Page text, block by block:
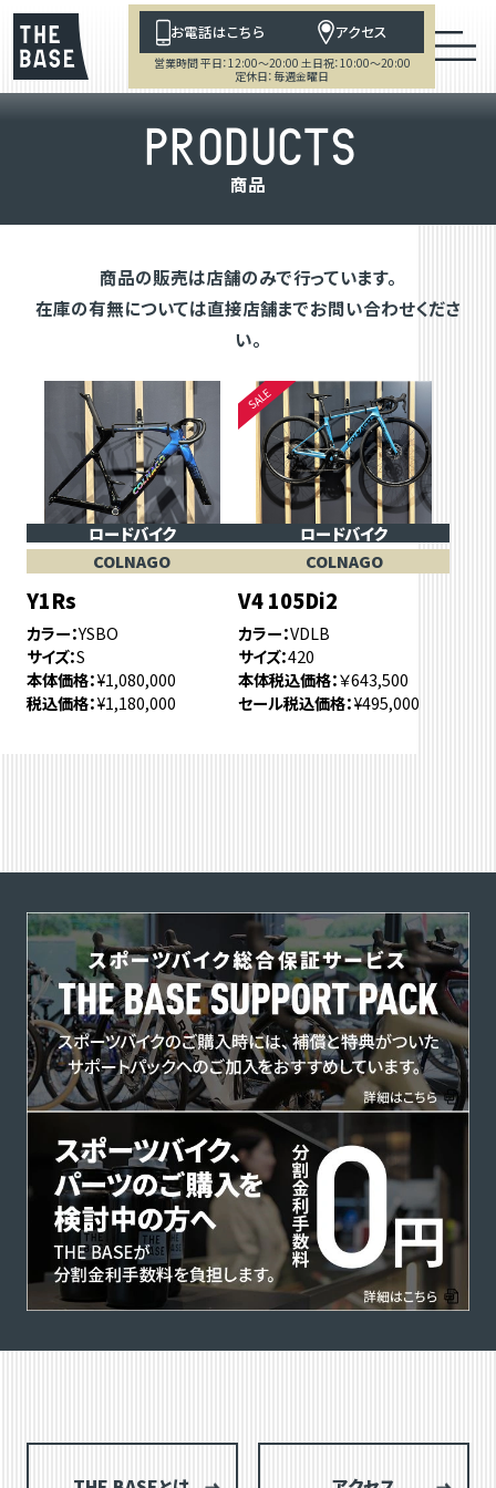
お電話はこちら アクセス
営業時間 平日：12:00～20:00 土日祝：10:00～20:00
定休日：毎週金曜日
PRODUCTS
商品
商品の販売は店舗のみで行っています。
在庫の有無については直接店舗までお問い合わせくださ
い。
ロードバイク
COLNAGO
Y1Rs
カラー YSBO
サイズ S
本体価格 ¥1,080,000
税込価格 ¥1,180,000
ロードバイク
COLNAGO
V4 105Di2
カラー VDLB
サイズ 420
本体税込価格 ￥643,500
セール税込価格 ¥495,000